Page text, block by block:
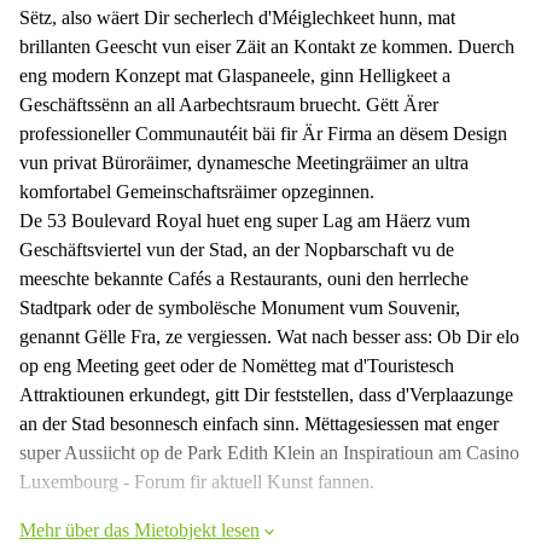
Sëtz, also wäert Dir secherlech d'Méiglechkeet hunn, mat
brillanten Geescht vun eiser Zäit an Kontakt ze kommen. Duerch
eng modern Konzept mat Glaspaneele, ginn Helligkeet a
Geschäftssënn an all Aarbechtsraum bruecht. Gëtt Ärer
professioneller Communautéit bäi fir Är Firma an dësem Design
vun privat Büroräimer, dynamesche Meetingräimer an ultra
komfortabel Gemeinschaftsräimer opzeginnen.
De 53 Boulevard Royal huet eng super Lag am Häerz vum
Geschäftsviertel vun der Stad, an der Nopbarschaft vu de
meeschte bekannte Cafés a Restaurants, ouni den herrleche
Stadtpark oder de symbolësche Monument vum Souvenir,
genannt Gëlle Fra, ze vergiessen. Wat nach besser ass: Ob Dir elo
op eng Meeting geet oder de Nomëtteg mat d'Touristesch
Attraktiounen erkundegt, gitt Dir feststellen, dass d'Verplaazunge
an der Stad besonnesch einfach sinn. Mëttagesiessen mat enger
super Aussiicht op de Park Edith Klein an Inspiratioun am Casino
Luxembourg - Forum fir aktuell Kunst fannen.
Mehr über das Mietobjekt lesen